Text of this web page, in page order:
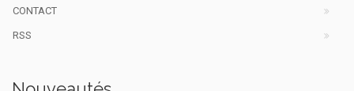
CONTACT
RSS